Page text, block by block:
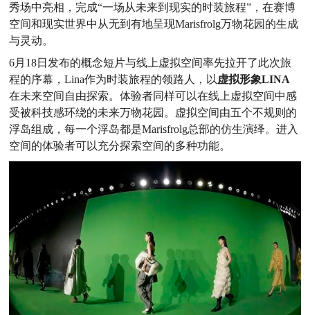
秀场中亮相，完成“一场从未来到现实的时装旅程”，在赛博
空间和现实世界中从无到有地呈现Marisfrolg万物花园的生成
与灵动。
6月18日发布的概念短片与线上虚拟空间率先拉开了此次旅
程的序幕，Lina作为时装旅程的领路人，以虚拟形象LINA
在未来空间自由探索。体验者同样可以在线上虚拟空间中感
受被科技感环绕的未来万物花园。虚拟空间由五个不规则的
浮岛组成，每一个浮岛都是Marisfrolg总部的仿生演绎。进入
空间的体验者可以充分探索空间的多种功能。